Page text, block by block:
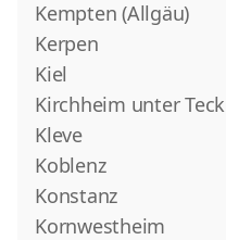
Kempten (Allgäu)
Kerpen
Kiel
Kirchheim unter Teck
Kleve
Koblenz
Konstanz
Kornwestheim